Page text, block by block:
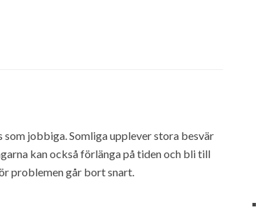
jobbiga. Somliga upplever stora besvär
kan också förlänga på tiden och bli till
problemen går bort snart.